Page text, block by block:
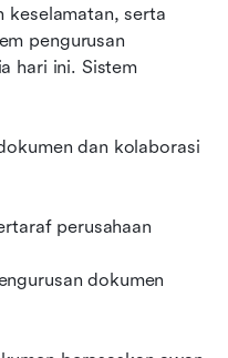
keselamatan, serta
pengurusan
hari ini. Sistem
dan kolaborasi
perusahaan
dokumen